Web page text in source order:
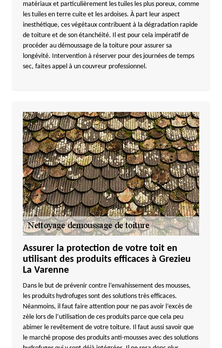
matériaux et particulièrement les tuiles les plus poreux, comme
les tuiles en terre cuite et les ardoises. À part leur aspect
inesthétique, ces végétaux contribuent à la dégradation rapide
de toiture et de son étanchéité. Il est pour cela impératif de
procéder au démoussage de la toiture pour assurer sa
longévité. Intervention à réserver pour des journées de temps
sec, faites appel à un couvreur professionnel.
Assurer la protection de votre toit en
utilisant des produits efficaces à Grezieu
La Varenne
Dans le but de prévenir contre l’envahissement des mousses,
les produits hydrofuges sont des solutions très efficaces.
Néanmoins, il faut faire attention pour ne pas avoir l’excès de
zèle lors de l’utilisation de ces produits parce que cela peu
abimer le revêtement de votre toiture. Il faut aussi savoir que
le marché propose des produits anti-mousses avec des solutions